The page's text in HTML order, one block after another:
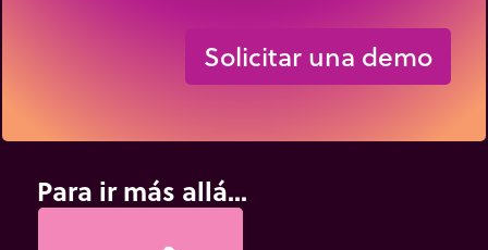
Solicitar una demo
Para ir más allá...